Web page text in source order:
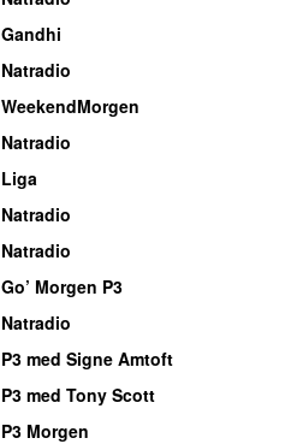
Gandhi
Natradio
WeekendMorgen
Natradio
Liga
Natradio
Natradio
Go’ Morgen P3
Natradio
P3 med Signe Amtoft
P3 med Tony Scott
P3 Morgen